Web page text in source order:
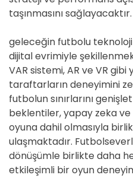
taşınmasını sağlayacaktır.
geleceğin futbolu
dijital evrimiyle
VAR sistemi, AR ve VR
taraftarların deneyimini
futbolun sınırlarını
beklentiler, yapay zeka
oyuna dahil olmasıyla
ulaşmaktadır.
dönüşümle birlikte daha
etkileşimli bir oyun